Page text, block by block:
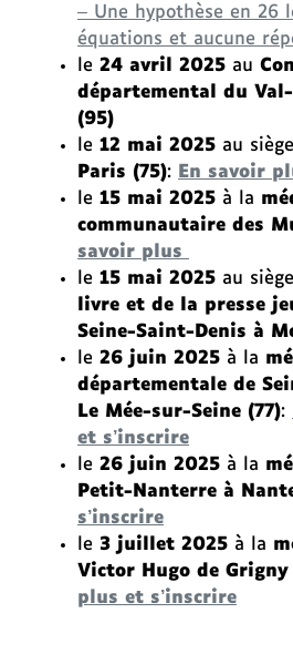
– Une hypothèse en 26
équations et aucune
le 24 avril 2025 au
départemental du Val-
(95)
le 12 mai 2025 au
Paris (75): En savoir
le 15 mai 2025 à la
communautaire des
savoir plus
le 15 mai 2025 au
livre et de la presse
Seine-Saint-Denis à
le 26 juin 2025 à la
départementale de
Le Mée-sur-Seine (77):
et s’inscrire
le 26 juin 2025 à la
Petit-Nanterre à
s’inscrire
le 3 juillet 2025 à la
Victor Hugo de Grigny
plus et s’inscrire